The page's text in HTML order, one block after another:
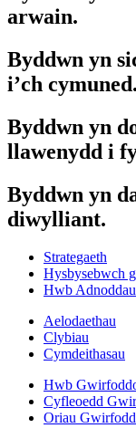
arwain.
Byddwn yn
i’ch cymuned.
Byddwn yn
llawenydd i
Byddwn yn
diwylliant.
Strategaeth
Hysbysebwch
Hwb Adnoddau
Aelodaethau
Clybiau
Cymdeithasau
Hwb
Cyfleoedd
Oriau